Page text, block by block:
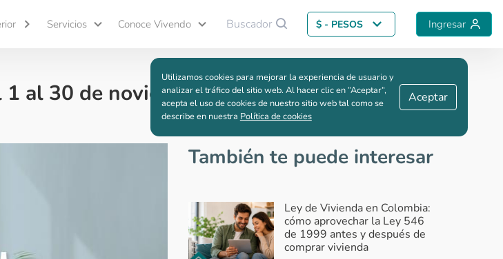
Servicios Conoce Vivendo Buscador $ - PESOS Ingresar
1 al 30 de noviembre
También te puede interesar
Ley de Vivienda en Colombia:
cómo aprovechar la Ley 546
de 1999 antes y después de
comprar vivienda
Utilizamos cookies para mejorar la experiencia de usuario y
analizar el tráfico del sitio web. Al hacer clic en “Aceptar“,
acepta el uso de cookies de nuestro sitio web tal como se
describe en nuestra Política de cookies
Aceptar
Guardar comparación